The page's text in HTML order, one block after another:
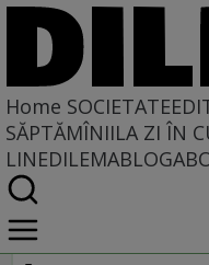
Home SOCIETATE
SĂPTĂMÎNIILA ZI ÎN
LINEDILEMABLOG
Home
Societate